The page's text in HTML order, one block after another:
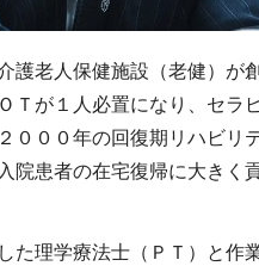
護老人保健施設（老健）が
Ｔが１人必置になり、セラ
０００年の回復期リハビリ
院患者の在宅復帰に大きく
た理学療法士（ＰＴ）と作